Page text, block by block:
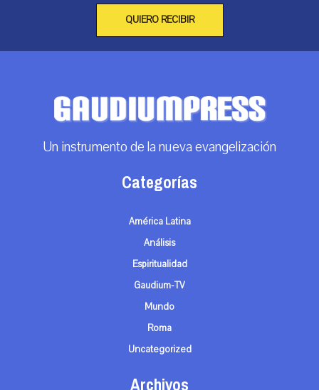
QUIERO RECIBIR
Un instrumento de la nueva evangelización
Categorías
América Latina
Análisis
Espiritualidad
Gaudium-TV
Mundo
Roma
Uncategorized